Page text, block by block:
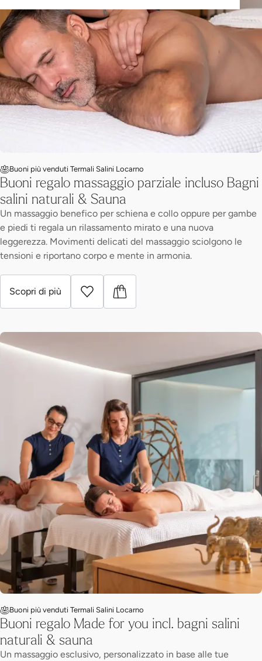
Buoni più venduti Termali Salini Locarno
Buoni regalo massaggio parziale incluso Bagni
salini naturali & Sauna
Un massaggio benefico per schiena e collo oppure per gambe
e piedi ti regala un rilassamento mirato e una nuova
leggerezza. Movimenti delicati del massaggio sciolgono le
tensioni e riportano corpo e mente in armonia.
Scopri di più
Buoni più venduti Termali Salini Locarno
Buoni regalo Made for you incl. bagni salini
naturali & sauna
Un massaggio esclusivo, personalizzato in base alle tue